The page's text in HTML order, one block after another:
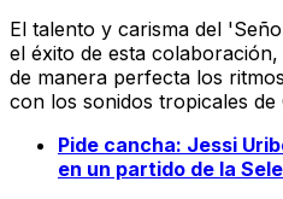
El talento y carisma del
el éxito de esta
de manera perfecta los
con los sonidos tropicales de
Pide cancha: Jessi
en un partido de la